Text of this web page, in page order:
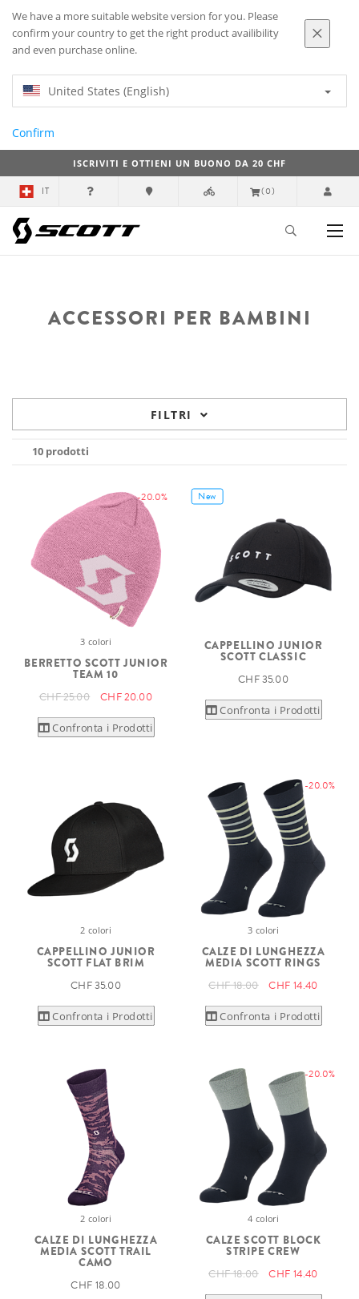
We have a more suitable website version for you. Please
confirm your country to get the right product availibility
and even purchase online.
United States (English)
Confirm
ISCRIVITI E OTTIENI UN BUONO DA 20 CHF
IT (0)
ACCESSORI PER BAMBINI
FILTRI
10 prodotti
-20.0%
3 colori
BERRETTO SCOTT JUNIOR
TEAM 10
CHF 25.00 CHF 20.00
Confronta i Prodotti
New
CAPPELLINO JUNIOR
SCOTT CLASSIC
CHF 35.00
Confronta i Prodotti
2 colori
CAPPELLINO JUNIOR
SCOTT FLAT BRIM
CHF 35.00
Confronta i Prodotti
-20.0%
3 colori
CALZE DI LUNGHEZZA
MEDIA SCOTT RINGS
CHF 18.00 CHF 14.40
Confronta i Prodotti
2 colori
CALZE DI LUNGHEZZA
MEDIA SCOTT TRAIL
CAMO
CHF 18.00
-20.0%
4 colori
CALZE SCOTT BLOCK
STRIPE CREW
CHF 18.00 CHF 14.40